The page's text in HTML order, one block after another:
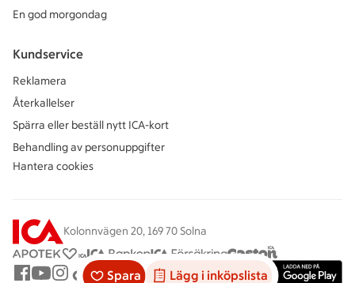
Spara Lägg i inköpslista
En god morgondag
Kundservice
Reklamera
Återkallelser
Spärra eller beställ nytt ICA-kort
Behandling av personuppgifter
Hantera cookies
Kolonnvägen 20, 169 70 Solna